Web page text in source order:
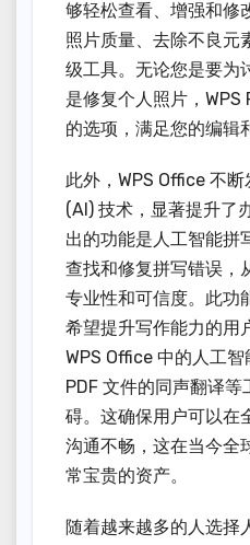
够轻松查看、增强和修
照片质量、去除不良元
级工具。无论您是要为
是修复个人照片，
的选项，满足您的编辑
此外，WPS Office 不
(AI) 技术，显著提升了
出的功能是人工智能拼
查找和修复拼写错误，
专业性和可信度。此功
希望提升写作能力的用
WPS Office 中的人工
PDF 文件的同声翻译
碍。这确保用户可以在
沟通不畅，这在当今全
常宝贵的资产。
随着越来越多的人选择